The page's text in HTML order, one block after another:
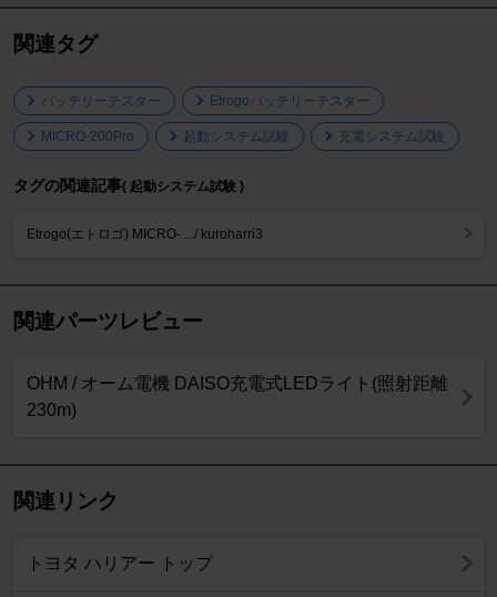
関連タグ
バッテリーテスター Etrogoバッテリーテスター
MICRO-200Pro 起動システム試験 充電システム試験
タグの関連記事( 起動システム試験 )
Etrogo(エトロゴ) MICRO- .../ kuroharri3
関連パーツレビュー
OHM / オーム電機 DAISO充電式LEDライト(照射距離
230m)
関連リンク
トヨタ ハリアー トップ